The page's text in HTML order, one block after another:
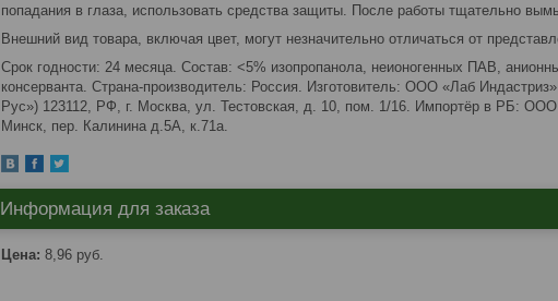
попадания в глаза, использовать средства защиты. После работы тщательно
Внешний вид товара, включая цвет, могут незначительно отличаться от
Срок годности: 24 месяца. Состав: <5% изопропанола, неионогенных ПАВ,
консерванта. Страна-производитель: Россия. Изготовитель: ООО «Лаб
Рус») 123112, РФ, г. Москва, ул. Тестовская, д. 10, пом. 1/16. Импортёр в РБ:
Минск, пер. Калинина д.5А, к.71а.
Информация для заказа
Цена: 8,96 руб.